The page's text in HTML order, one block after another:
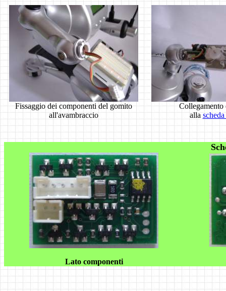
Fissaggio dei componenti del gomito
all'avambraccio
Collegamento
alla
S
Lato componenti